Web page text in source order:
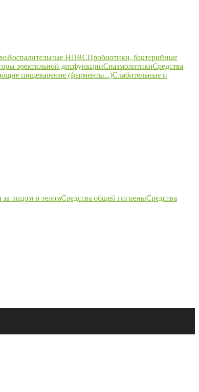
НПВСПробиотики, бактерийные
эректильной дисфункцииСпазмолитикиСредства
пищеварение (ферменты...)Слабительные и
за лицом и теломСредства общей гигиеныСредства